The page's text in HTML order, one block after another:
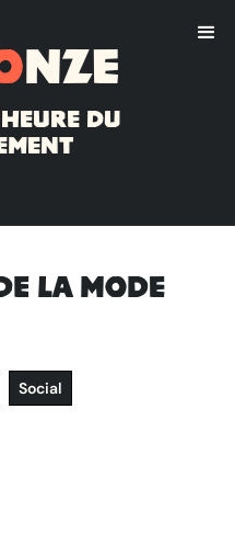
nze
du
la mode
Social